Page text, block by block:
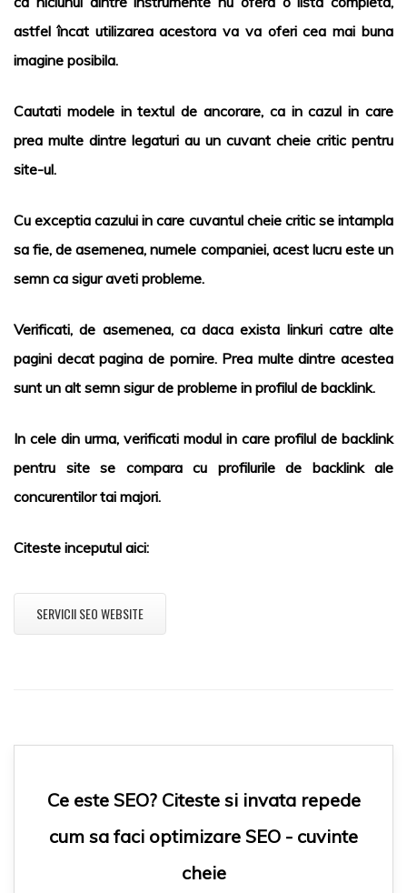
astfel încat utilizarea acestora va va oferi cea mai buna
imagine posibila.
Cautati modele in textul de ancorare, ca in cazul in care
prea multe dintre legaturi au un cuvant cheie critic pentru
site-ul.
Cu exceptia cazului in care cuvantul cheie critic se intampla
sa fie, de asemenea, numele companiei, acest lucru este un
semn ca sigur aveti probleme.
Verificati, de asemenea, ca daca exista linkuri catre alte
pagini decat pagina de pornire. Prea multe dintre acestea
sunt un alt semn sigur de probleme in profilul de backlink.
In cele din urma, verificati modul in care profilul de backlink
pentru site se compara cu profilurile de backlink ale
concurentilor tai majori.
Citeste inceputul aici:
SERVICII SEO WEBSITE
Ce este SEO? Citeste si invata repede
cum sa faci optimizare SEO - cuvinte
cheie